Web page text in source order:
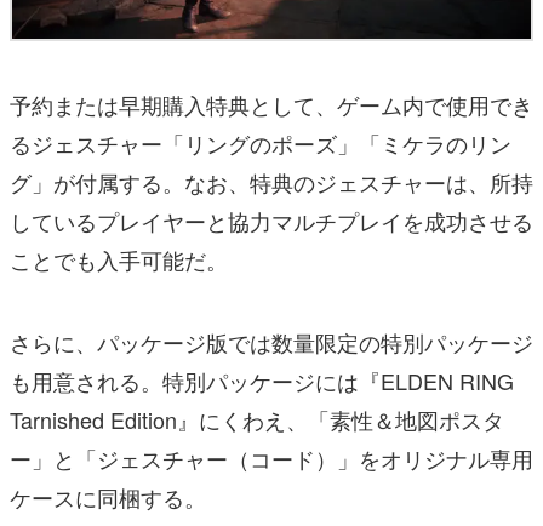
予約または早期購入特典として、ゲーム内で使用でき
るジェスチャー「リングのポーズ」「ミケラのリン
グ」が付属する。なお、特典のジェスチャーは、所持
しているプレイヤーと協力マルチプレイを成功させる
ことでも入手可能だ。
さらに、パッケージ版では数量限定の特別パッケージ
も用意される。特別パッケージには『ELDEN RING
Tarnished Edition』にくわえ、「素性＆地図ポスタ
ー」と「ジェスチャー（コード）」をオリジナル専用
ケースに同梱する。